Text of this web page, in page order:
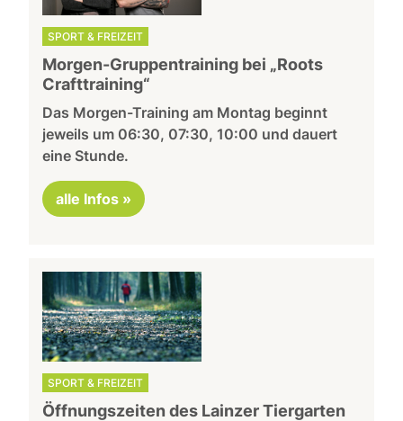
SPORT & FREIZEIT
Morgen-Gruppentraining bei „Roots
Crafttraining“
Das Morgen-Training am Montag beginnt
jeweils um 06:30, 07:30, 10:00 und dauert
eine Stunde.
alle Infos »
SPORT & FREIZEIT
Öffnungszeiten des Lainzer Tiergarten